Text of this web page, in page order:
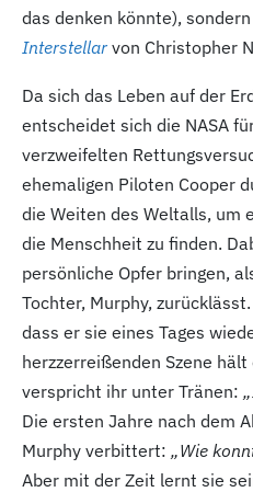
das denken könnte),
Interstellar von Christopher
Da sich das Leben auf der
entscheidet sich die NASA
verzweifelten
ehemaligen Piloten Cooper
die Weiten des Weltalls, um
die Menschheit zu finden.
persönliche Opfer bringen,
Tochter, Murphy,
dass er sie eines Tages
herzzerreißenden Szene
verspricht ihr unter Tränen:
Die ersten Jahre nach dem
Murphy verbittert: „Wie
Aber mit der Zeit lernt sie